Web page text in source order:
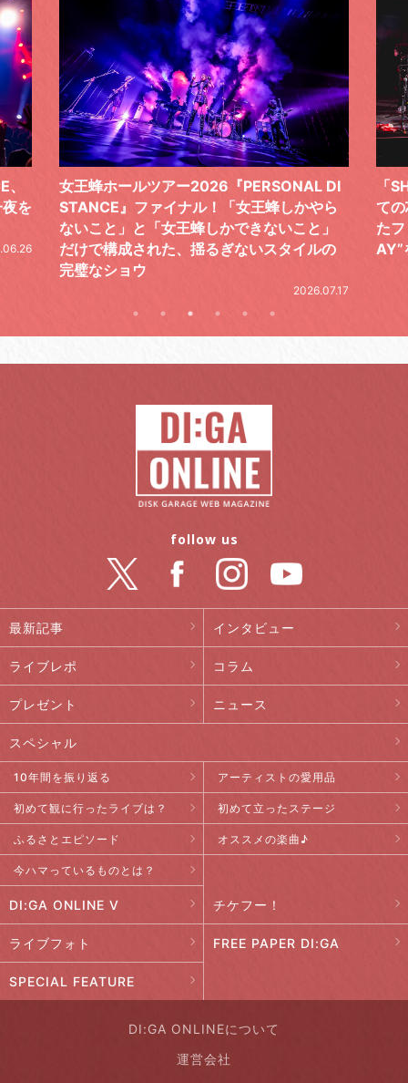
ら
の
「SHISHAMOでした!!!」ロックバンドとし
ての芯を貫き通し、笑顔と感謝で泳ぎ切っ
たファイナルライブ、DAY2“GOODBYE D
AY”をレポート
気
レ
最新記事 インタビュー
ライブレポ コラム
プレゼント ニュース
スペシャル
10年間を振り返る アーティストの愛用品
初めて観に行ったライブは？ 初めて立ったステージ
ふるさとエピソード オススメの楽曲♪
今ハマっているものとは？
DI:GA ONLINE V チケフー！
ライブフォト FREE PAPER DI:GA
SPECIAL FEATURE
follow us
DI:GA ONLINEについて
運営会社